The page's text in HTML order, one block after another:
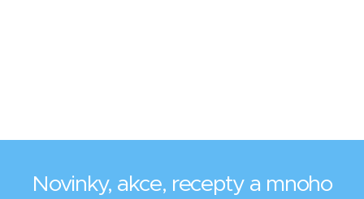
Novinky, akce, recepty a mnoho